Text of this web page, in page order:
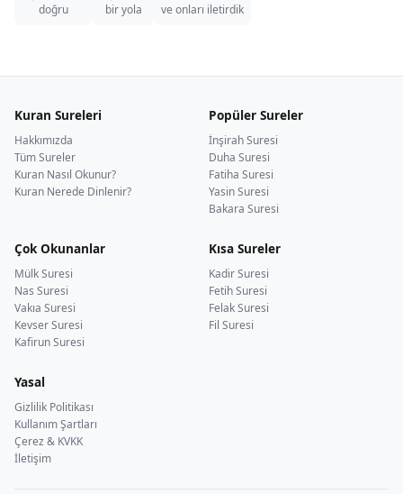
ve onları iletirdik
bir yola
doğru
Kuran Sureleri
Hakkımızda
Tüm Sureler
Kuran Nasıl Okunur?
Kuran Nerede Dinlenir?
Popüler Sureler
İnşirah Suresi
Duha Suresi
Fatiha Suresi
Yasin Suresi
Bakara Suresi
Çok Okunanlar
Mülk Suresi
Nas Suresi
Vakıa Suresi
Kevser Suresi
Kafirun Suresi
Kısa Sureler
Kadir Suresi
Fetih Suresi
Felak Suresi
Fil Suresi
Yasal
Gizlilik Politikası
Kullanım Şartları
Çerez & KVKK
İletişim